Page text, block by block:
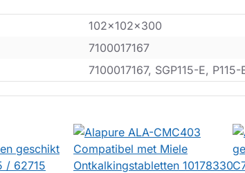
102x102x300
7100017167
7100017167, SGP115-E, P115-